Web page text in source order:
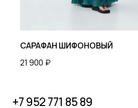
САРАФАН ШИФОНОВЫЙ
21 900 ₽